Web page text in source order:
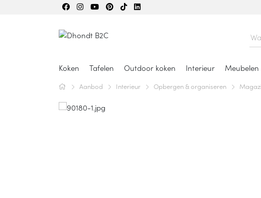
Koken Tafelen Outdoor koken Interieur Meubelen
Aanbod Interieur Opbergen & organiseren